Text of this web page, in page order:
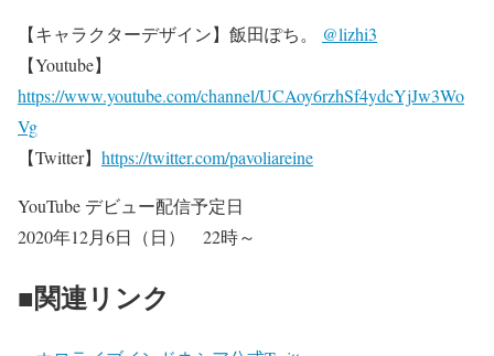
【キャラクターデザイン】飯田ぽち。 @lizhi3
【Youtube】
https://www.youtube.com/channel/UCAoy6rzhSf4ydcYjJw3Wo
Vg
【Twitter】 https://twitter.com/pavoliareine
YouTube デビュー配信予定日
2020年12月6日（日） 22時～
■関連リンク